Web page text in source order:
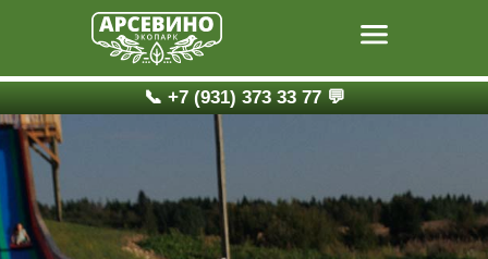
📞+7 (931) 373 33 77💬